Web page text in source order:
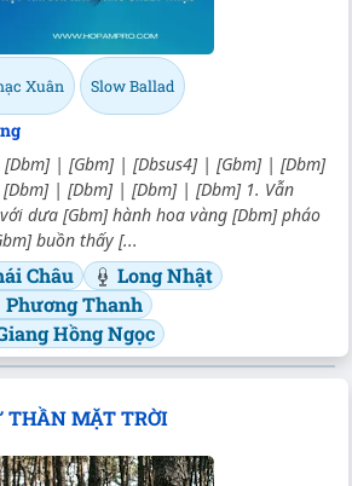
Xuân Slow Ballad
[Dbm] | [Gbm] | [Dbsus4] | [Gbm] | [Dbm]
| [Dbm] | [Dbm] | [Dbm] 1. Vẫn
dưa [Gbm] hành hoa vàng [Dbm] pháo
buồn thấy [...
Châu
Long Nhật
Phương Thanh
Hồng Ngọc
MẶT TRỜI